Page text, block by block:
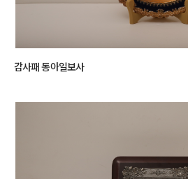
감사패 동아일보사